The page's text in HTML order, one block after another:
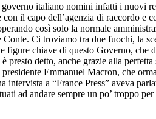
italiano nomini infatti i nuovi
con il capo dell’agenzia di raccordo
così solo la normale
Conte. Ci troviamo tra due fuochi, la
figure chiave di questo Governo, che
presto detto, anche grazie alla
Emmanuel Macron, che
intervista a “France Press” aveva
ad andare sempre un po’ troppo